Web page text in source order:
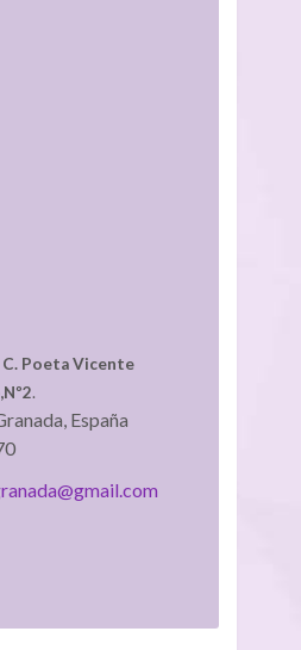
C. Poeta Vicente
.
España